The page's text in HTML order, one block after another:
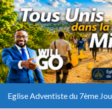
Eglise Adventiste du 7ème